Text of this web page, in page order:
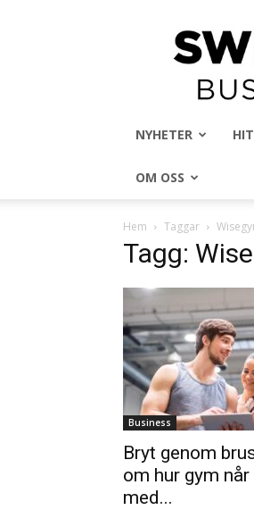
NYHETER
OM OSS
Hem Taggar
Tagg:
Business
Bryt genom
om hur gym
med...